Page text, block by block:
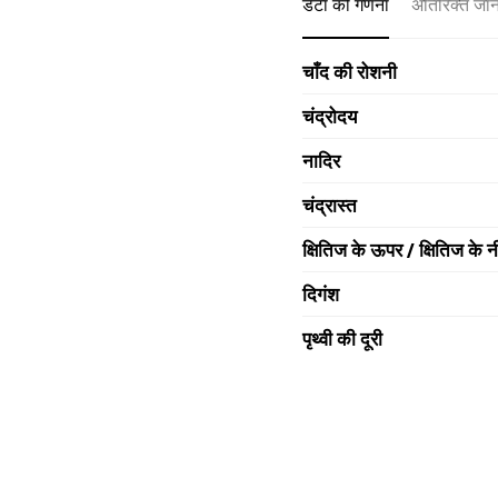
चाँद की रोशनी
चंद्रोदय
नादिर
चंद्रास्त
क्षितिज के ऊपर / क्षितिज के
दिगंश
पृथ्वी की दूरी